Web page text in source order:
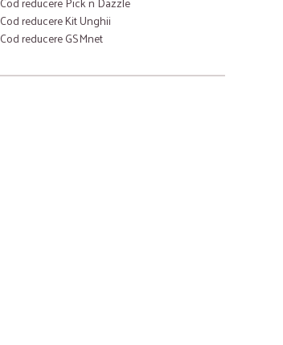
Cod reducere Kit Unghii
Cod reducere GSMnet